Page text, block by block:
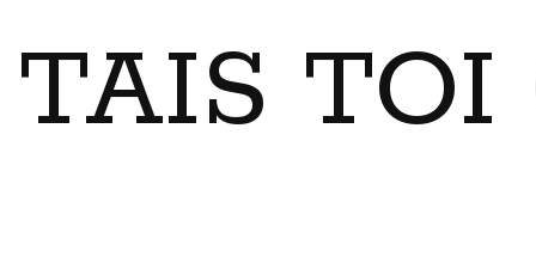
TAIS TOI